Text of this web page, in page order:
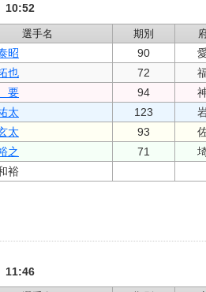
10:52
選手名 期別
昭 90
也 72
94
太 123
太 93
之 71
裕
11:46